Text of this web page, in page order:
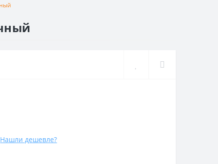
Нашли дешевле?